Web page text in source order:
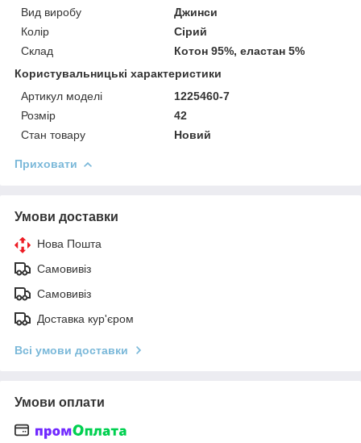
Вид виробу
Джинси
Колір
Сірий
Склад
Котон 95%, еластан 5%
Користувальницькі характеристики
Артикул моделі
1225460-7
Розмір
42
Стан товару
Новий
Приховати
Умови доставки
Нова Пошта
Самовивіз
Самовивіз
Доставка кур'єром
Всі умови доставки
Умови оплати